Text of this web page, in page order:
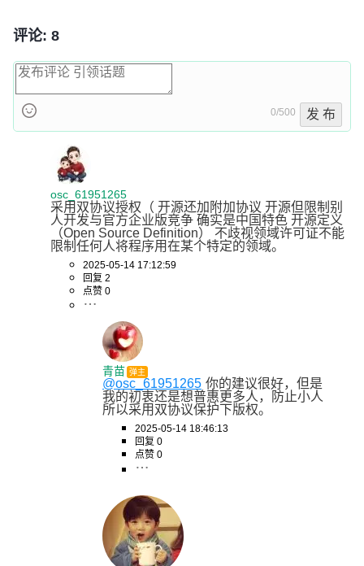
评论: 8
0/500 发 布
osc_61951265
采用双协议授权（ 开源还加附加协议 开源但限制别
人开发与官方企业版竞争 确实是中国特色 开源定义
（Open Source Definition） 不歧视领域许可证不能
限制任何人将程序用在某个特定的领域。
2025-05-14 17:12:59
回复 2
点赞 0
青苗 弹主
@osc_61951265 你的建议很好，但是
我的初衷还是想普惠更多人，防止小人
所以采用双协议保护下版权。
2025-05-14 18:46:13
回复 0
点赞 0